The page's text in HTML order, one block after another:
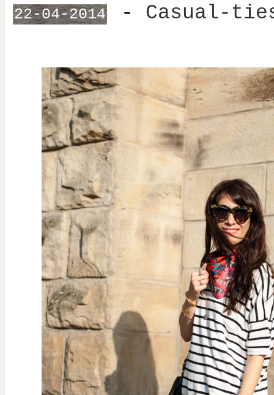
22-04-2014 - Casual-